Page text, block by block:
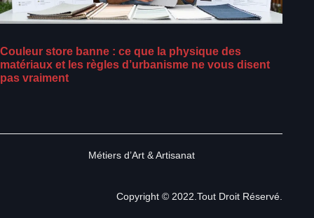
Couleur store banne : ce que la physique des
matériaux et les règles d’urbanisme ne vous disent
pas vraiment
Métiers d’Art & Artisanat
Copyright © 2022.Tout Droit Réservé.